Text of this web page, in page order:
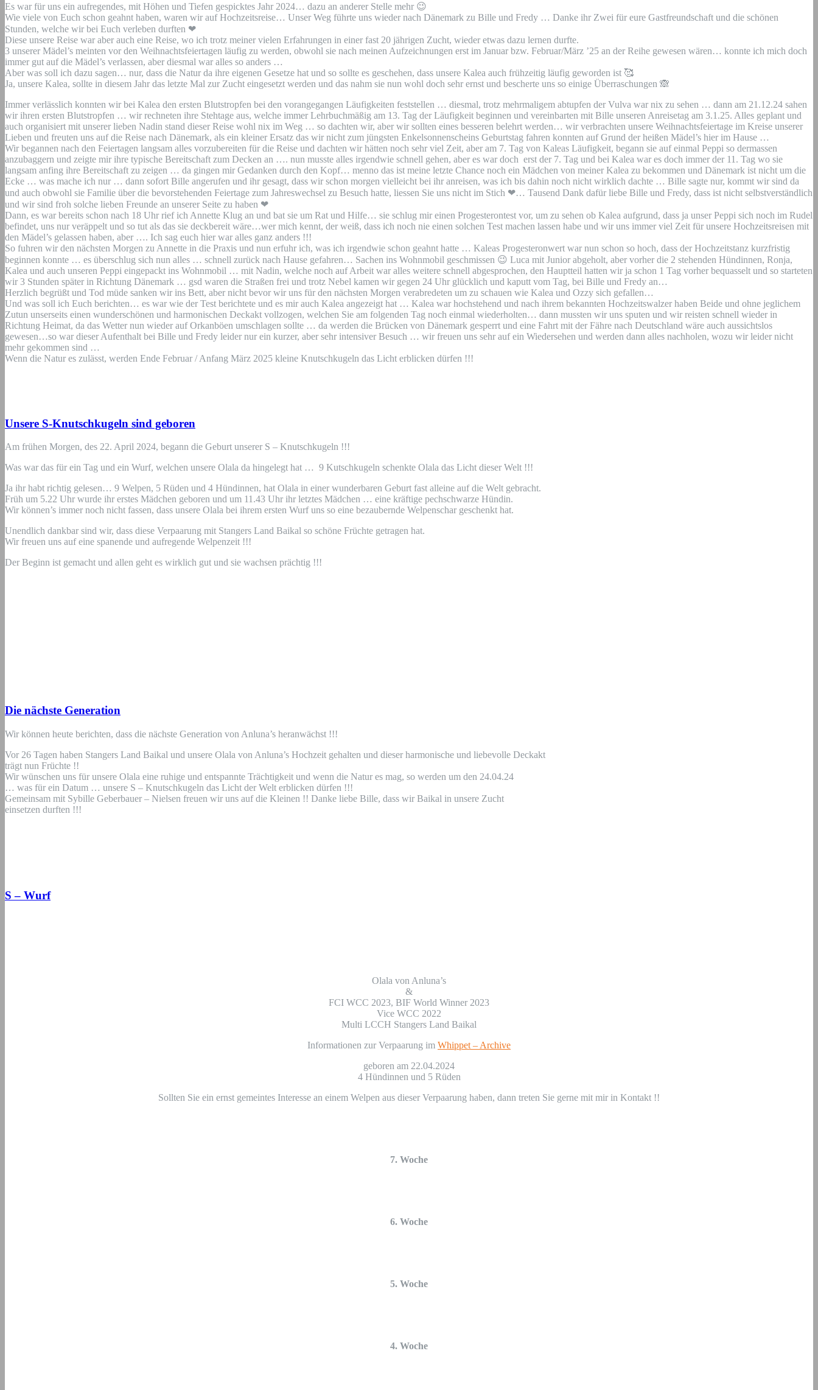
Es war für uns ein aufregendes, mit Höhen und Tiefen gespicktes Jahr 2024… dazu an anderer Stelle mehr 😉
Wie viele von Euch schon geahnt haben, waren wir auf Hochzeitsreise… Unser Weg führte uns wieder nach Dänemark zu Bille und Fredy … Danke ihr Zwei für eure Gastfreundschaft und die schönen
Stunden, welche wir bei Euch verleben durften ❤
Diese unsere Reise war aber auch eine Reise, wo ich trotz meiner vielen Erfahrungen in einer fast 20 jährigen Zucht, wieder etwas dazu lernen durfte.
3 unserer Mädel’s meinten vor den Weihnachtsfeiertagen läufig zu werden, obwohl sie nach meinen Aufzeichnungen erst im Januar bzw. Februar/März ’25 an der Reihe gewesen wären… konnte ich mich doch
immer gut auf die Mädel’s verlassen, aber diesmal war alles so anders …
Aber was soll ich dazu sagen… nur, dass die Natur da ihre eigenen Gesetze hat und so sollte es geschehen, dass unsere Kalea auch frühzeitig läufig geworden ist 🥰
Ja, unsere Kalea, sollte in diesem Jahr das letzte Mal zur Zucht eingesetzt werden und das nahm sie nun wohl doch sehr ernst und bescherte uns so einige Überraschungen 🙈
Immer verlässlich konnten wir bei Kalea den ersten Blutstropfen bei den vorangegangen Läufigkeiten feststellen … diesmal, trotz mehrmaligem abtupfen der Vulva war nix zu sehen … dann am 21.12.24 sahen
wir ihren ersten Blutstropfen … wir rechneten ihre Stehtage aus, welche immer Lehrbuchmäßig am 13. Tag der Läufigkeit beginnen und vereinbarten mit Bille unseren Anreisetag am 3.1.25. Alles geplant und
auch organisiert mit unserer lieben Nadin stand dieser Reise wohl nix im Weg … so dachten wir, aber wir sollten eines besseren belehrt werden… wir verbrachten unsere Weihnachtsfeiertage im Kreise unserer
Lieben und freuten uns auf die Reise nach Dänemark, als ein kleiner Ersatz das wir nicht zum jüngsten Enkelsonnenscheins Geburtstag fahren konnten auf Grund der heißen Mädel’s hier im Hause …
Wir begannen nach den Feiertagen langsam alles vorzubereiten für die Reise und dachten wir hätten noch sehr viel Zeit, aber am 7. Tag von Kaleas Läufigkeit, begann sie auf einmal Peppi so dermassen
anzubaggern und zeigte mir ihre typische Bereitschaft zum Decken an …. nun musste alles irgendwie schnell gehen, aber es war doch erst der 7. Tag und bei Kalea war es doch immer der 11. Tag wo sie
langsam anfing ihre Bereitschaft zu zeigen … da gingen mir Gedanken durch den Kopf… menno das ist meine letzte Chance noch ein Mädchen von meiner Kalea zu bekommen und Dänemark ist nicht um die
Ecke … was mache ich nur … dann sofort Bille angerufen und ihr gesagt, dass wir schon morgen vielleicht bei ihr anreisen, was ich bis dahin noch nicht wirklich dachte … Bille sagte nur, kommt wir sind da
und auch obwohl sie Familie über die bevorstehenden Feiertage zum Jahreswechsel zu Besuch hatte, liessen Sie uns nicht im Stich ❤… Tausend Dank dafür liebe Bille und Fredy, dass ist nicht selbstverständlich
und wir sind froh solche lieben Freunde an unserer Seite zu haben ❤
Dann, es war bereits schon nach 18 Uhr rief ich Annette Klug an und bat sie um Rat und Hilfe… sie schlug mir einen Progesterontest vor, um zu sehen ob Kalea aufgrund, dass ja unser Peppi sich noch im Rudel
befindet, uns nur veräppelt und so tut als das sie deckbereit wäre…wer mich kennt, der weiß, dass ich noch nie einen solchen Test machen lassen habe und wir uns immer viel Zeit für unsere Hochzeitsreisen mit
den Mädel’s gelassen haben, aber …. Ich sag euch hier war alles ganz anders !!!
So fuhren wir den nächsten Morgen zu Annette in die Praxis und nun erfuhr ich, was ich irgendwie schon geahnt hatte … Kaleas Progesteronwert war nun schon so hoch, dass der Hochzeitstanz kurzfristig
beginnen konnte … es überschlug sich nun alles … schnell zurück nach Hause gefahren… Sachen ins Wohnmobil geschmissen 😉 Luca mit Junior abgeholt, aber vorher die 2 stehenden Hündinnen, Ronja,
Kalea und auch unseren Peppi eingepackt ins Wohnmobil … mit Nadin, welche noch auf Arbeit war alles weitere schnell abgesprochen, den Hauptteil hatten wir ja schon 1 Tag vorher bequasselt und so starteten
wir 3 Stunden später in Richtung Dänemark … gsd waren die Straßen frei und trotz Nebel kamen wir gegen 24 Uhr glücklich und kaputt vom Tag, bei Bille und Fredy an…
Herzlich begrüßt und Tod müde sanken wir ins Bett, aber nicht bevor wir uns für den nächsten Morgen verabredeten um zu schauen wie Kalea und Ozzy sich gefallen…
Und was soll ich Euch berichten… es war wie der Test berichtete und es mir auch Kalea angezeigt hat … Kalea war hochstehend und nach ihrem bekannten Hochzeitswalzer haben Beide und ohne jeglichem
Zutun unserseits einen wunderschönen und harmonischen Deckakt vollzogen, welchen Sie am folgenden Tag noch einmal wiederholten… dann mussten wir uns sputen und wir reisten schnell wieder in
Richtung Heimat, da das Wetter nun wieder auf Orkanböen umschlagen sollte … da werden die Brücken von Dänemark gesperrt und eine Fahrt mit der Fähre nach Deutschland wäre auch aussichtslos
gewesen…so war dieser Aufenthalt bei Bille und Fredy leider nur ein kurzer, aber sehr intensiver Besuch … wir freuen uns sehr auf ein Wiedersehen und werden dann alles nachholen, wozu wir leider nicht
mehr gekommen sind …
Wenn die Natur es zulässt, werden Ende Februar / Anfang März 2025 kleine Knutschkugeln das Licht erblicken dürfen !!!
Unsere S-Knutschkugeln sind geboren
Am frühen Morgen, des 22. April 2024, begann die Geburt unserer S – Knutschkugeln !!!
Was war das für ein Tag und ein Wurf, welchen unsere Olala da hingelegt hat … 9 Kutschkugeln schenkte Olala das Licht dieser Welt !!!
Ja ihr habt richtig gelesen… 9 Welpen, 5 Rüden und 4 Hündinnen, hat Olala in einer wunderbaren Geburt fast alleine auf die Welt gebracht.
Früh um 5.22 Uhr wurde ihr erstes Mädchen geboren und um 11.43 Uhr ihr letztes Mädchen … eine kräftige pechschwarze Hündin.
Wir können’s immer noch nicht fassen, dass unsere Olala bei ihrem ersten Wurf uns so eine bezaubernde Welpenschar geschenkt hat.
Unendlich dankbar sind wir, dass diese Verpaarung mit Stangers Land Baikal so schöne Früchte getragen hat.
Wir freuen uns auf eine spanende und aufregende Welpenzeit !!!
Der Beginn ist gemacht und allen geht es wirklich gut und sie wachsen prächtig !!!
Die nächste Generation
Wir können heute berichten, dass die nächste Generation von Anluna’s heranwächst !!!
Vor 26 Tagen haben Stangers Land Baikal und unsere Olala von Anluna’s Hochzeit gehalten und dieser harmonische und liebevolle Deckakt
trägt nun Früchte !!
Wir wünschen uns für unsere Olala eine ruhige und entspannte Trächtigkeit und wenn die Natur es mag, so werden um den 24.04.24
… was für ein Datum … unsere S – Knutschkugeln das Licht der Welt erblicken dürfen !!!
Gemeinsam mit Sybille Geberbauer – Nielsen freuen wir uns auf die Kleinen !! Danke liebe Bille, dass wir Baikal in unsere Zucht
einsetzen durften !!!
S – Wurf
Olala von Anluna’s
&
FCI WCC 2023, BIF World Winner 2023
Vice WCC 2022
Multi LCCH Stangers Land Baikal
Informationen zur Verpaarung im Whippet – Archive
geboren am 22.04.2024
4 Hündinnen und 5 Rüden
Sollten Sie ein ernst gemeintes Interesse an einem Welpen aus dieser Verpaarung haben, dann treten Sie gerne mit mir in Kontakt !!
7. Woche
6. Woche
5. Woche
4. Woche